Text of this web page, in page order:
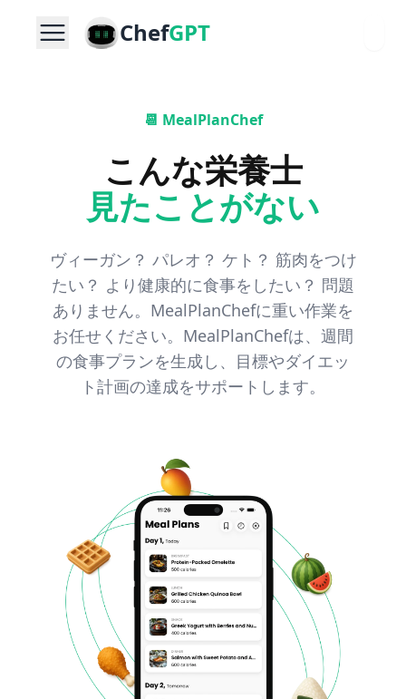
ChefGPT
📆 MealPlanChef
こんな栄養士
見たことがない
ヴィーガン？ パレオ？ ケト？ 筋肉をつけ
たい？ より健康的に食事をしたい？ 問題
ありません。MealPlanChefに重い作業を
お任せください。MealPlanChefは、週間
の食事プランを生成し、目標やダイエッ
ト計画の達成をサポートします。